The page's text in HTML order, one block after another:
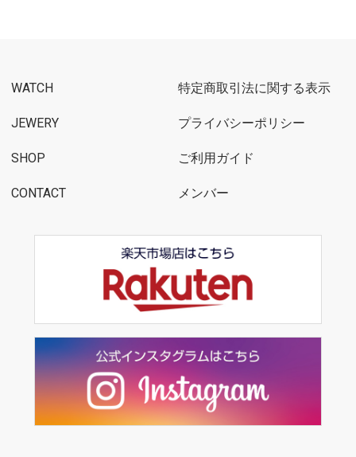
WATCH
JEWERY
SHOP
CONTACT
特定商取引法に関する表示
プライバシーポリシー
ご利用ガイド
メンバー